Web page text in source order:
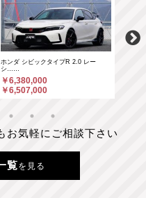
ホンダ シビックタイプR 2.0 レー
シ……
￥6,380,000
￥6,507,000
お気軽にご相談下さい
覧を見る